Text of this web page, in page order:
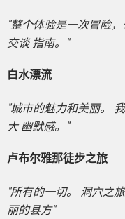
"整个体验是一次冒险
交谈 指南。"
白水漂流
"城市的魅力和美丽。
大 幽默感。"
卢布尔雅那徒步之旅
"所有的一切。 洞穴之
丽的县方"